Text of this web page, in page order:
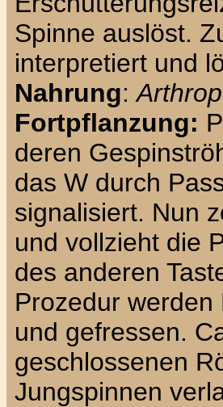
Spinne auslöst.
interpretiert und
Nahrung:
Fortpflanzung:
deren
das W durch
signalisiert. Nun
und vollzieht die
des anderen
Prozedur
und gefressen.
geschlossenen
Jungspinnen